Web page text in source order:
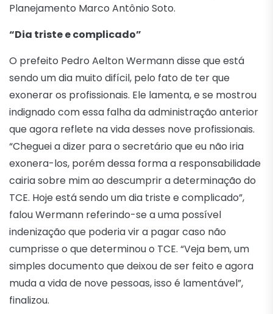
Planejamento Marco Antônio Soto.
“Dia triste e complicado”
O prefeito Pedro Aelton Wermann disse que está
sendo um dia muito difícil, pelo fato de ter que
exonerar os profissionais. Ele lamenta, e se mostrou
indignado com essa falha da administração anterior
que agora reflete na vida desses nove profissionais.
“Cheguei a dizer para o secretário que eu não iria
exonera-los, porém dessa forma a responsabilidade
cairia sobre mim ao descumprir a determinação do
TCE. Hoje está sendo um dia triste e complicado”,
falou Wermann referindo-se a uma possível
indenização que poderia vir a pagar caso não
cumprisse o que determinou o TCE. “Veja bem, um
simples documento que deixou de ser feito e agora
muda a vida de nove pessoas, isso é lamentável”,
finalizou.